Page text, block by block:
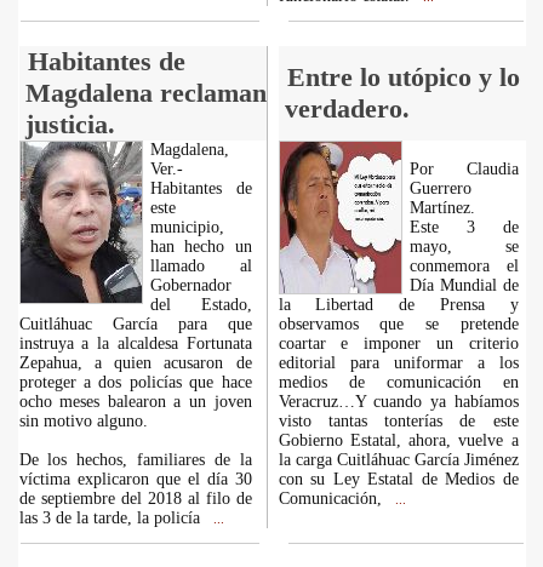
Habitantes de
Magdalena reclaman
justicia.
Entre lo utópico y lo
verdadero.
Magdalena,
Ver.-
Habitantes de
este
municipio,
han hecho un
llamado al
Gobernador
del Estado,
Cuitláhuac García para que
instruya a la alcaldesa Fortunata
Zepahua, a quien acusaron de
proteger a dos policías que hace
ocho meses balearon a un joven
sin motivo alguno.
De los hechos, familiares de la
víctima explicaron que el día 30
de septiembre del 2018 al filo de
las 3 de la tarde, la policía
Por Claudia
Guerrero
Martínez.
Este 3 de
mayo, se
conmemora el
Día Mundial de
la Libertad de Prensa y
observamos que se pretende
coartar e imponer un criterio
editorial para uniformar a los
medios de comunicación en
Veracruz…Y cuando ya habíamos
visto tantas tonterías de este
Gobierno Estatal, ahora, vuelve a
la carga Cuitláhuac García Jiménez
con su Ley Estatal de Medios de
Comunicación,